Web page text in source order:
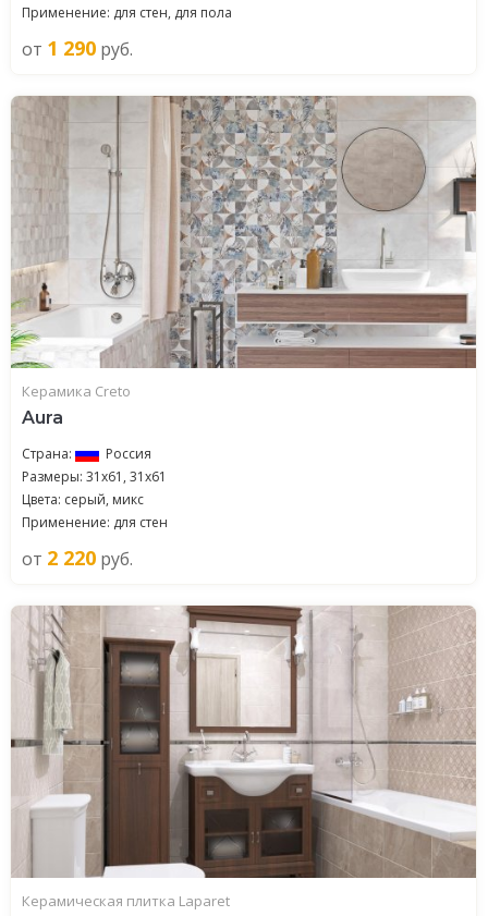
Применение: для стен, для пола
от 1 290 руб.
Керамика Creto
Aura
Страна:
Россия
Размеры: 31x61, 31х61
Цвета: серый, микс
Применение: для стен
от 2 220 руб.
Керамическая плитка Laparet